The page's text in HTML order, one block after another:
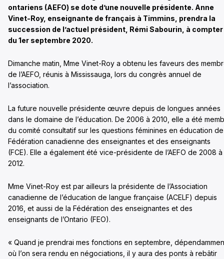
ontariens (AEFO) se dote d’une nouvelle présidente. Anne
Vinet-Roy, enseignante de français à Timmins, prendra la
succession de l’actuel président, Rémi Sabourin, à compter
du 1er septembre 2020.
Dimanche matin, Mme Vinet-Roy a obtenu les faveurs des
de l’AEFO, réunis à Mississauga, lors du congrès annuel de
l’association.
La future nouvelle présidente œuvre depuis de longues années
dans le domaine de l’éducation. De 2006 à 2010, elle a été
du comité consultatif sur les questions féminines en éducation
Fédération canadienne des enseignantes et des enseignants
(FCE). Elle a également été vice-présidente de l’AEFO de 2008 à
2012.
Mme Vinet-Roy est par ailleurs la présidente de l’Association
canadienne de l’éducation de langue française (ACELF) depuis
2016, et aussi de la Fédération des enseignantes et des
enseignants de l’Ontario (FEO).
« Quand je prendrai mes fonctions en septembre,
où l’on sera rendu en négociations, il y aura des ponts à rebâtir